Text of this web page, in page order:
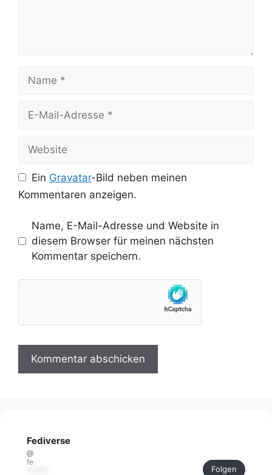
Name
Website
Ein Gravatar-Bild neben meinen
Kommentaren anzeigen.
Name, E-Mail-Adresse und Website in
diesem Browser für meinen nächsten
Kommentar speichern.
Fediverse
@
fe
Folgen